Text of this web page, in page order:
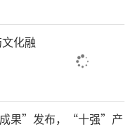
化融
成果”发布，“十强”产